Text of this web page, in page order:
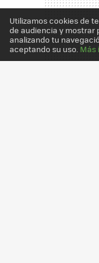
Utilizamos cookies de
de audiencia y mostrar
analizando tu
aceptando su uso. Más